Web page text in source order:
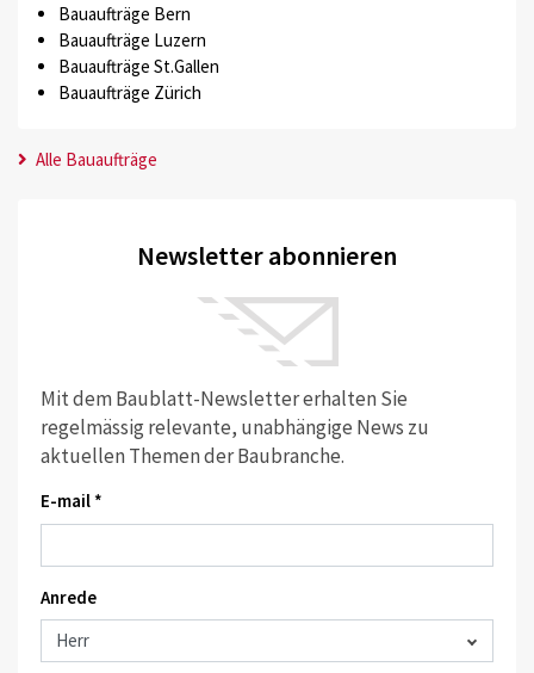
Bauaufträge Bern
Bauaufträge Luzern
Bauaufträge St.Gallen
Bauaufträge Zürich
Alle Bauaufträge
Newsletter abonnieren
Mit dem Baublatt-Newsletter erhalten Sie
regelmässig relevante, unabhängige News zu
aktuellen Themen der Baubranche.
E-mail *
Anrede